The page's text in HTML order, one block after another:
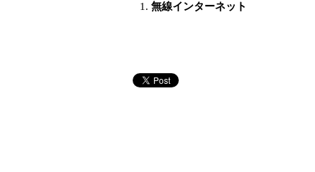
1. 無線インターネット